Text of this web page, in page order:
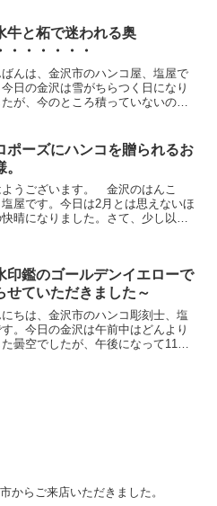
子がお世話になっている小児科の
ご来店になり、シャチ...
牛と柘で迷われる奥
・・・・・・
ばんは、金沢市のハンコ屋、塩屋で
日の金沢は雪がちらつく日になり
たが、今のところ積っていないので
うに思います。さて、若いご夫婦に
店いただき、「実印が...
ポーズにハンコを贈られるお
ようございます。 金沢のはんこ
塩屋です。今日は2月とは思えないほ
快晴になりました。さて、少し以前
身の「姓」と彼女の「...
印鑑のゴールデンイエローで
せていただきました～
にちは、金沢市のハンコ彫刻士、塩
。今日の金沢は午前中はどんより
た曇空でしたが、午後になって11月
からご来店いただきました。